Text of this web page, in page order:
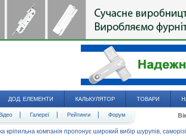
ДОД. ЕЛЕМЕНТИ КАЛЬКУЛЯТОР ТОВАРИ
Галереї Рейтинги Форум
кріпильна компанія пропонує широкий вибір шурупів,